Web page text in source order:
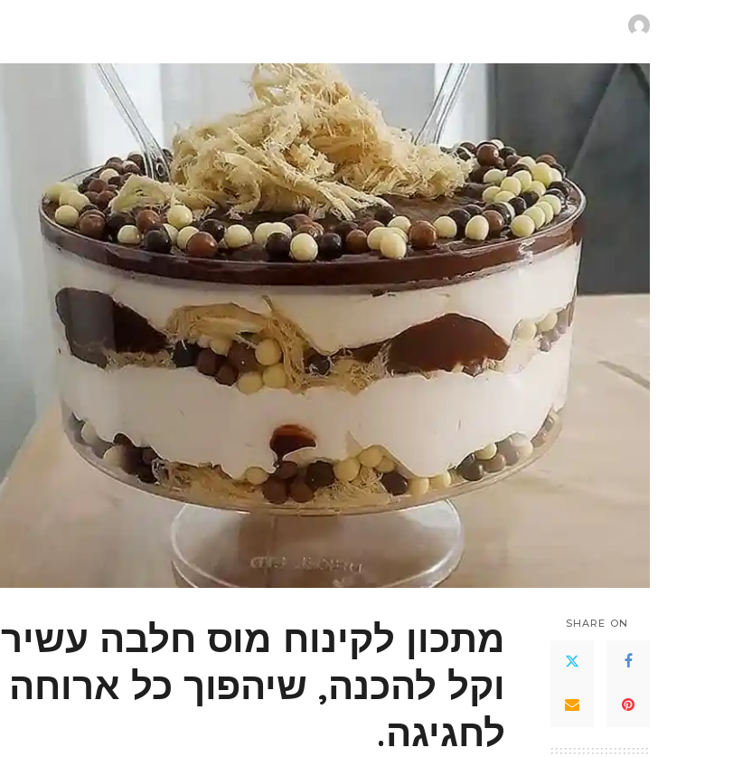
SHARE ON
מתכון לקינוח מוס חלבה עשיר
וקל להכנה, שיהפוך כל ארוחה
לחגיגה.